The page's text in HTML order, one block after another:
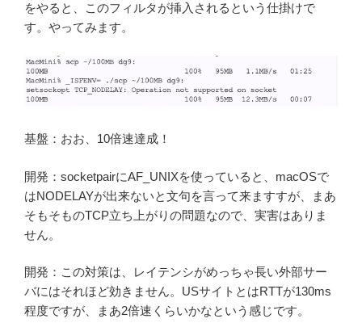
をやると、このフィルタが挿入されるという仕掛けで
す。やってみます。
基盤：おお、10倍速達成！
開発：socketpairにAF_UNIXを使っていると、macOSで
はNODELAYが出来ないと文句を言って来ますすが、まあ
そもそものTCP立ち上がりの問題なので、実害はありま
せん。
開発：この対策は、レイテンシがめっちゃ長い外部サー
バにはそれほど効きません。USサイトとはRTTが130ms
程度ですが、まあ2倍速くらいかなという感じです。